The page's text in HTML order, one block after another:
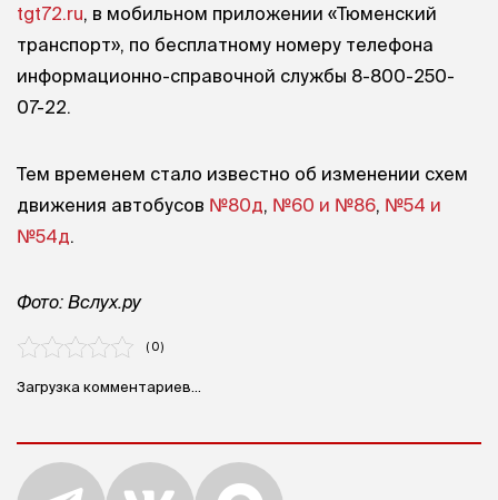
tgt72.ru, в мобильном приложении «Тюменский
транспорт», по бесплатному номеру телефона
информационно-справочной службы 8-800-250-
07-22.
Тем временем стало известно об изменении схем
движения автобусов №80д, №60 и №86, №54 и
№54д.
Фото: Вслух.ру
( 0 )
Загрузка комментариев...